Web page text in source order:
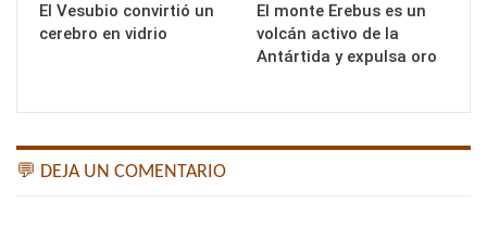
El Vesubio convirtió un
cerebro en vidrio
El monte Erebus es un
volcán activo de la
Antártida y expulsa oro
💬 DEJA UN COMENTARIO